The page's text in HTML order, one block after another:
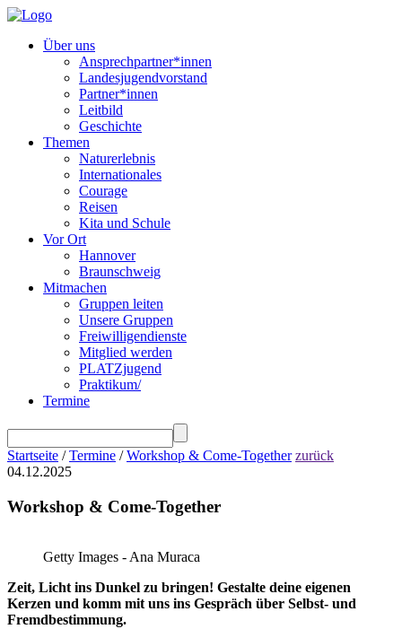
Über uns
Ansprechpartner*innen
Landesjugendvorstand
Partner*innen
Leitbild
Geschichte
Themen
Naturerlebnis
Internationales
Courage
Reisen
Kita und Schule
Vor Ort
Hannover
Braunschweig
Mitmachen
Gruppen leiten
Unsere Gruppen
Freiwilligendienste
Mitglied werden
PLATZjugend
Praktikum/
Termine
Startseite /Termine /Workshop & Come-Together zurück
04.12.2025
Workshop & Come-Together
Getty Images - Ana Muraca
Zeit, Licht ins Dunkel zu bringen! Gestalte deine eigenen
Kerzen und komm mit uns ins Gespräch über Selbst- und
Fremdbestimmung.